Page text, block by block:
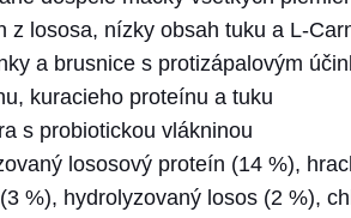
z lososa, nízky obsah tuku a L-
a brusnice s protizápalovým
kuracieho proteínu a tuku
s probiotickou vlákninou
lososový proteín (14 %),
%), hydrolyzovaný losos (2 %),